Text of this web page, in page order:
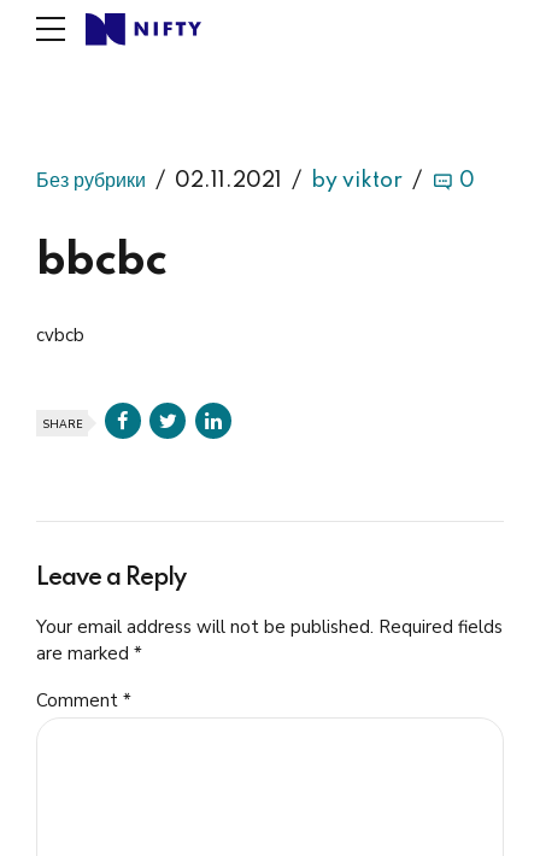
Без рубрики 02.11.2021 by viktor 0
bbcbc
cvbcb
SHARE
Leave a Reply
Your email address will not be published. Required fields
are marked *
Comment *